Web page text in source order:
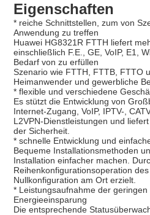
Eigenschaften
* reiche Schnittstellen, zum von
Anwendung zu treffen
Huawei HG8321R FTTH liefert
einschließlich F.E., GE, VoIP, E1,
Bedarf von zu erfüllen
Szenario wie FTTH, FTTB, FTTO
Heimanwender und gewerbliche
* flexible und verschiedene
Es stützt die Entwicklung von
Internet-Zugang, VoIP, IPTV-,
L2VPN-Dienstleistungen und
der Sicherheit.
* schnelle Entwicklung und
Bequeme Installationsmethoden
Installation einfacher machen.
Reihenkonfigurationsoperation
Nullkonfiguration am Ort erzielt.
* Leistungsaufnahme der
Energieeinsparung
Die entsprechende